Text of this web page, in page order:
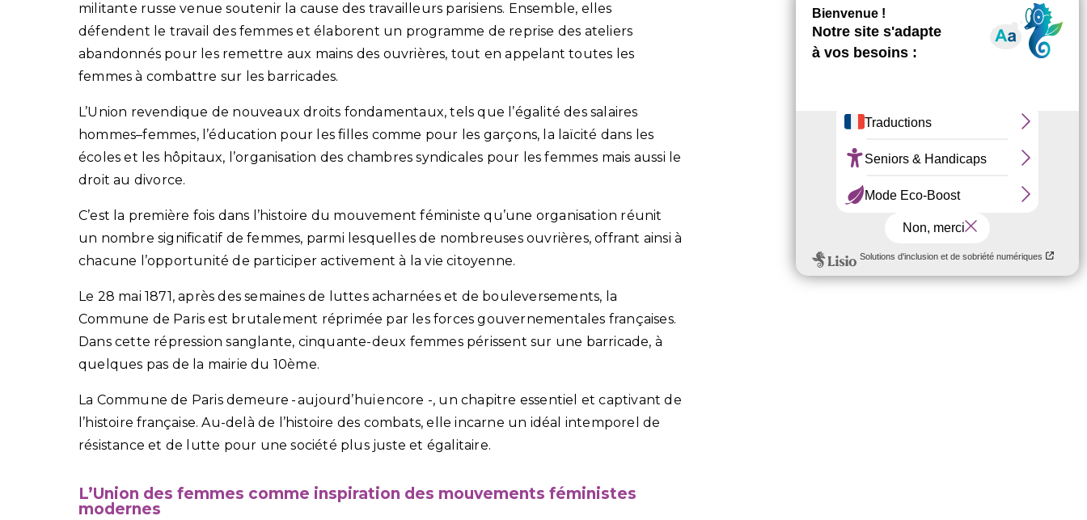
militante russe venue soutenir la cause des travailleurs parisiens. Ensemble, elles
défendent le travail des femmes et élaborent un programme de reprise des ateliers
abandonnés pour les remettre aux mains des ouvrières, tout en appelant toutes les
femmes à combattre sur les barricades.
L’Union revendique de nouveaux droits fondamentaux, tels que l’égalité des salaires
hommes–femmes, l’éducation pour les filles comme pour les garçons, la laïcité dans les
écoles et les hôpitaux, l’organisation des chambres syndicales pour les femmes mais aussi le
droit au divorce.
C’est la première fois dans l’histoire du mouvement féministe qu’une organisation réunit
un nombre significatif de femmes, parmi lesquelles de nombreuses ouvrières, offrant ainsi à
chacune l’opportunité de participer activement à la vie citoyenne.
Le 28 mai 1871, après des semaines de luttes acharnées et de bouleversements, la
Commune de Paris est brutalement réprimée par les forces gouvernementales françaises.
Dans cette répression sanglante, cinquante-deux femmes périssent sur une barricade, à
quelques pas de la mairie du 10ème.
La Commune de Paris demeure - aujourd’hui encore -, un chapitre essentiel et captivant de
l’histoire française. Au-delà de l’histoire des combats, elle incarne un idéal intemporel de
résistance et de lutte pour une société plus juste et égalitaire.
L’Union des femmes comme inspiration des mouvements féministes
modernes